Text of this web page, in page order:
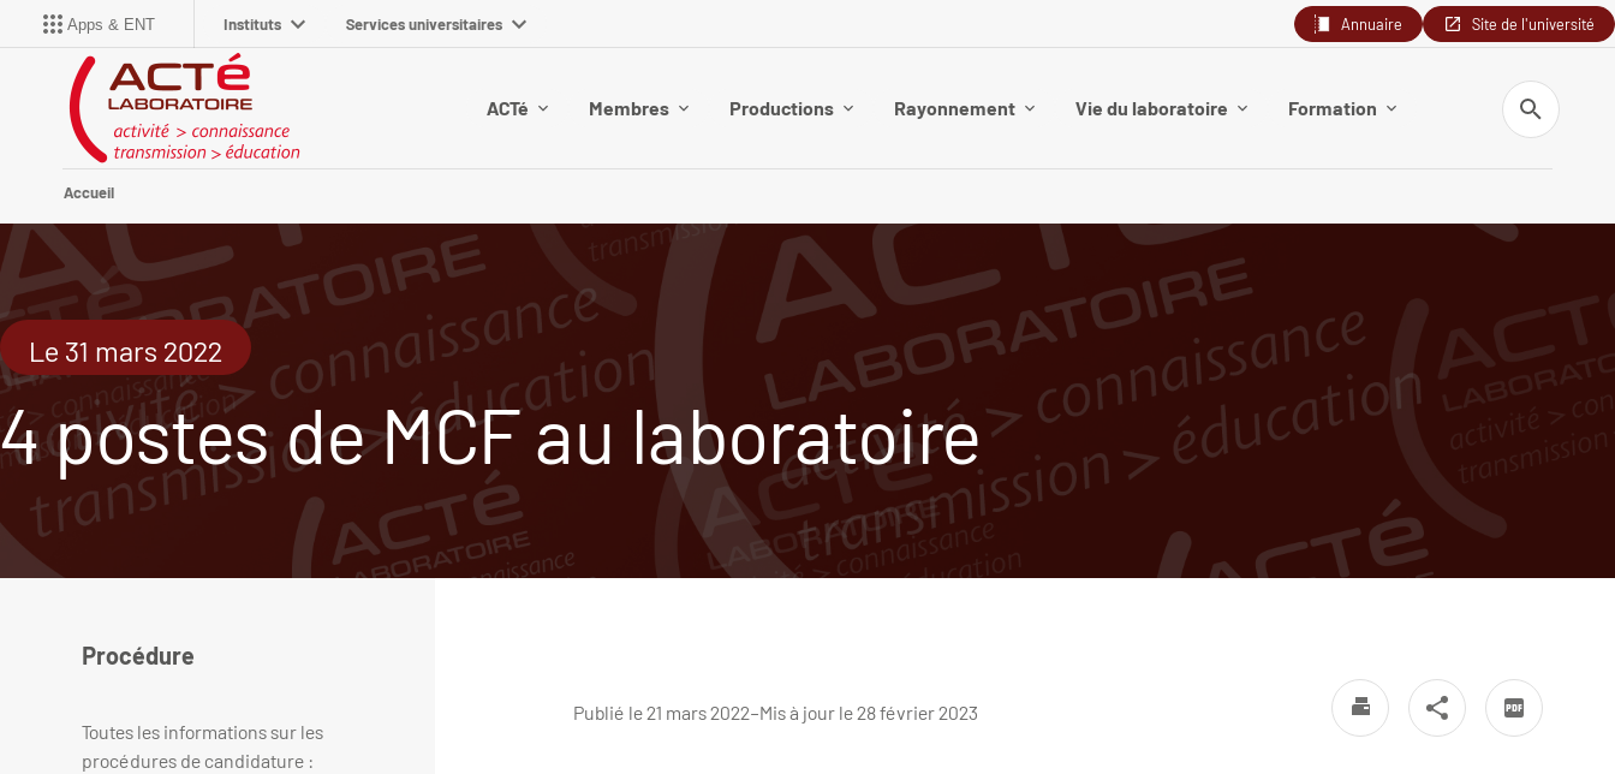
Apps & ENT Instituts Services universitaires Annuaire Site de l'université
ACTé Membres Productions Rayonnement Vie du laboratoire Formation
Recherche
Accueil
Le 31 mars 2022
4 postes de MCF au laboratoire
Publié le 21 mars 2022–Mis à jour le 28 février 2023
Procédure
Toutes les informations sur les
procédures de candidature :